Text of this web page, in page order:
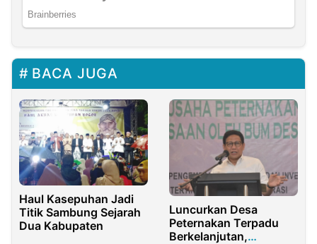
BACA JUGA
Haul Kasepuhan Jadi
Titik Sambung Sejarah
Dua Kabupaten
Luncurkan Desa
Peternakan Terpadu
Berkelanjutan,